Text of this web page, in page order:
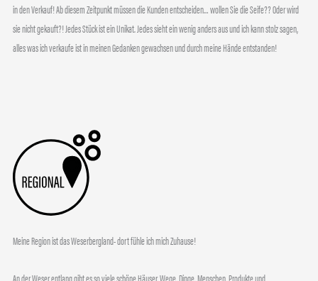
in den Verkauf! Ab diesem Zeitpunkt müssen die Kunden entscheiden… wollen Sie die Seife?? Oder wird
sie nicht gekauft?! Jedes Stück ist ein Unikat. Jedes sieht ein wenig anders aus und ich kann stolz sagen,
alles was ich verkaufe ist in meinen Gedanken gewachsen und durch meine Hände entstanden!
Meine Region ist das Weserbergland- dort fühle ich mich Zuhause!
An der Weser entlang gibt es so viele schöne Häuser, Wege, Dinge, Menschen, Produkte und